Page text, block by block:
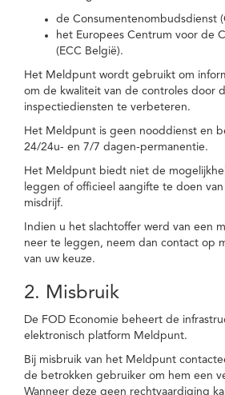
de Consumentenombudsdienst
het Europees Centrum voor de
(ECC België).
Het Meldpunt wordt gebruikt om
om de kwaliteit van de controles door
inspectiediensten te verbeteren.
Het Meldpunt is geen nooddienst en
24/24u- en 7/7 dagen-permanentie.
Het Meldpunt biedt niet de
leggen of officieel aangifte te doen
misdrijf.
Indien u het slachtoffer werd van een
neer te leggen, neem dan contact op
van uw keuze.
2. Misbruik
De FOD Economie beheert de
elektronisch platform Meldpunt.
Bij misbruik van het Meldpunt
de betrokken gebruiker om hem een
Wanneer deze geen rechtvaardiging